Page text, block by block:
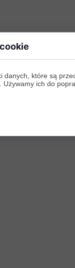
danych, które są
ich do